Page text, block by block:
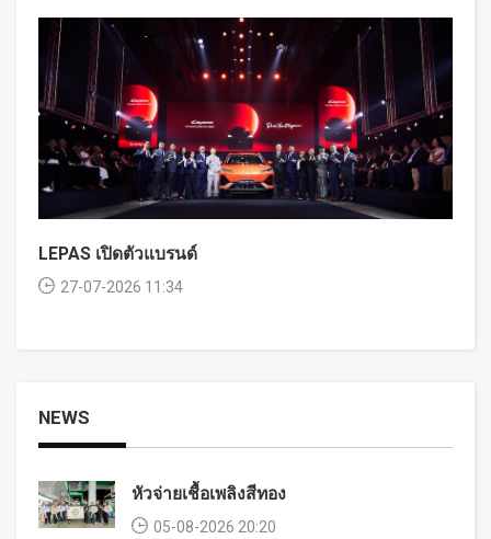
LEPAS เปิดตัวแบรนด์
27-07-2026 11:34
NEWS
หัวจ่ายเชื้อเพลิงสีทอง
05-08-2026 20:20